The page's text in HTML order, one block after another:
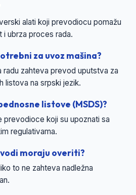
alati koji prevodiocu pomažu
i ubrza proces rada.
za uvoz mašina?
radu zahteva prevod uputstva za
listova na srpski jezik.
listove (MSDS)?
prevodioce koji su upoznati sa
regulativama.
moraju overiti?
to ne zahteva nadležna